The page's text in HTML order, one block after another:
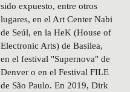
sido expuesto, entre otros
lugares, en el Art Center Nabi
de Seúl, en la HeK (House of
Electronic Arts) de Basilea,
en el festival "Supernova" de
Denver o en el Festival FILE
de São Paulo. En 2019, Dirk